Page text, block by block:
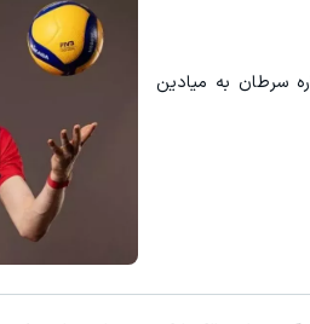
سرطان به میادین